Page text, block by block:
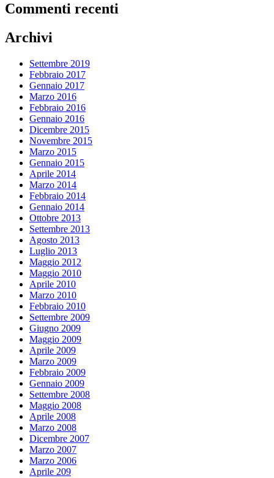
Commenti recenti
Archivi
Settembre 2019
Febbraio 2017
Gennaio 2017
Marzo 2016
Febbraio 2016
Gennaio 2016
Dicembre 2015
Novembre 2015
Marzo 2015
Gennaio 2015
Aprile 2014
Marzo 2014
Febbraio 2014
Gennaio 2014
Ottobre 2013
Settembre 2013
Agosto 2013
Luglio 2013
Maggio 2012
Maggio 2010
Aprile 2010
Marzo 2010
Febbraio 2010
Settembre 2009
Giugno 2009
Maggio 2009
Aprile 2009
Marzo 2009
Febbraio 2009
Gennaio 2009
Settembre 2008
Maggio 2008
Aprile 2008
Marzo 2008
Dicembre 2007
Marzo 2007
Marzo 2006
Aprile 209